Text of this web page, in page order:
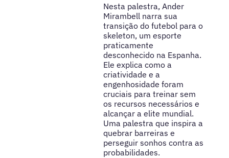
Nesta palestra, Ander
Mirambell narra sua
transição do futebol para o
skeleton, um esporte
praticamente
desconhecido na Espanha.
Ele explica como a
criatividade e a
engenhosidade foram
cruciais para treinar sem
os recursos necessários e
alcançar a elite mundial.
Uma palestra que inspira a
quebrar barreiras e
perseguir sonhos contra as
probabilidades.